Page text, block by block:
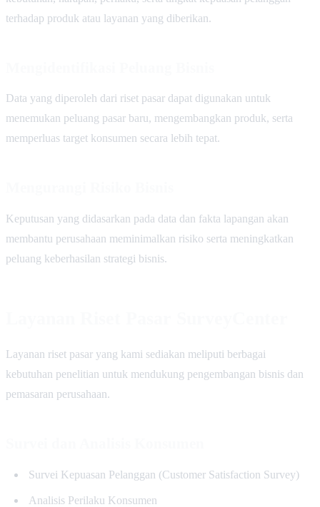
terhadap produk atau layanan yang diberikan.
Data yang diperoleh dari riset pasar dapat digunakan untuk
menemukan peluang pasar baru, mengembangkan produk, serta
memperluas target konsumen secara lebih tepat.
Keputusan yang didasarkan pada data dan fakta lapangan akan
membantu perusahaan meminimalkan risiko serta meningkatkan
peluang keberhasilan strategi bisnis.
Layanan riset pasar yang kami sediakan meliputi berbagai
kebutuhan penelitian untuk mendukung pengembangan bisnis dan
pemasaran perusahaan.
Survei Kepuasan Pelanggan (Customer Satisfaction Survey)
Analisis Perilaku Konsumen